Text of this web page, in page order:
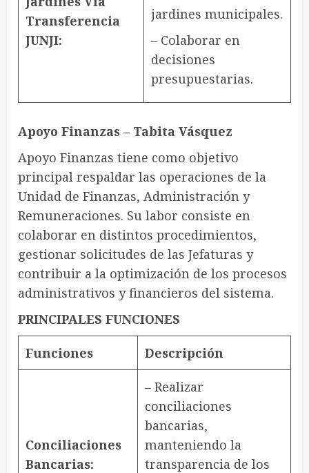
Transferencia
JUNJI:
jardines municipales.
– Colaborar en
decisiones
presupuestarias.
Apoyo Finanzas – Tabita Vásquez
Apoyo Finanzas tiene como objetivo
principal respaldar las operaciones de la
Unidad de Finanzas, Administración y
Remuneraciones. Su labor consiste en
colaborar en distintos procedimientos,
gestionar solicitudes de las Jefaturas y
contribuir a la optimización de los procesos
administrativos y financieros del sistema.
PRINCIPALES FUNCIONES
Funciones Descripción
Conciliaciones
Bancarias:
– Realizar
conciliaciones
bancarias,
manteniendo la
transparencia de los